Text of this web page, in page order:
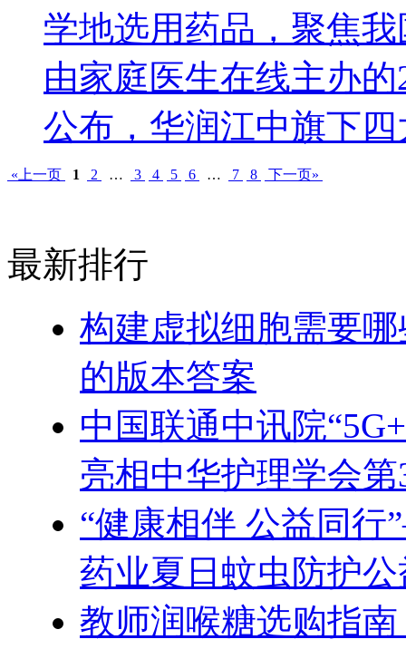
学地选用药品，聚焦
由家庭医生在线主办
公布，华润江中旗下四
«上一页 1 2 … 3 4 5 6 … 7 8 下一页»
最新排行
构建虚拟细胞需要
的版本答案
中国联通中讯院
亮相中华护理学会
“健康相伴 公益同
药业夏日蚊虫防护
教师润喉糖选购指